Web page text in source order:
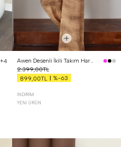
+4
Awen Desenli İkili Takım Hardal
2.399,00TL
899,00TL
%-63
İNDIRIM
YENI ÜRÜN